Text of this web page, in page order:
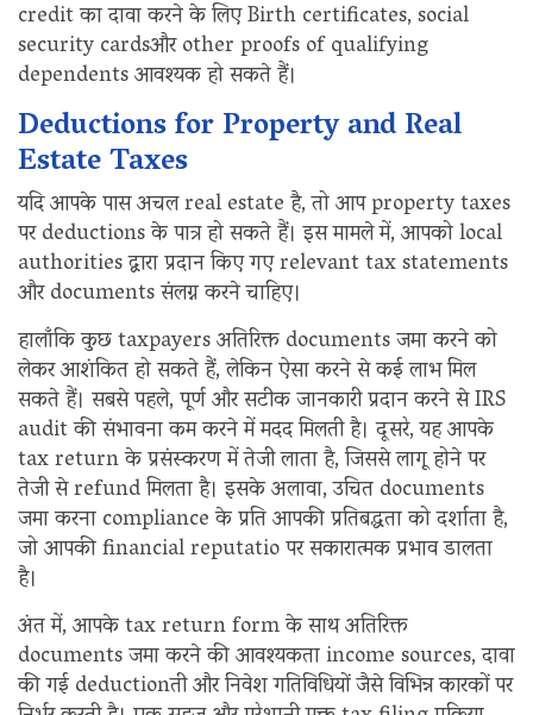
credit का दावा करने के लिए Birth certificates, social
security cardsऔर other proofs of qualifying
dependents आवश्यक हो सकते हैं।
Deductions for Property and Real
Estate Taxes
यदि आपके पास अचल real estate है, तो आप property taxes
पर deductions के पात्र हो सकते हैं। इस मामले में, आपको local
authorities द्वारा प्रदान किए गए relevant tax statements
और documents संलग्न करने चाहिए।
हालाँकि कुछ taxpayers अतिरिक्त documents जमा करने को
लेकर आशंकित हो सकते हैं, लेकिन ऐसा करने से कई लाभ मिल
सकते हैं। सबसे पहले, पूर्ण और सटीक जानकारी प्रदान करने से IRS
audit की संभावना कम करने में मदद मिलती है। दूसरे, यह आपके
tax return के प्रसंस्करण में तेजी लाता है, जिससे लागू होने पर
तेजी से refund मिलता है। इसके अलावा, उचित documents
जमा करना compliance के प्रति आपकी प्रतिबद्धता को दर्शाता है,
जो आपकी financial reputatio पर सकारात्मक प्रभाव डालता
है।
अंत में, आपके tax return form के साथ अतिरिक्त
documents जमा करने की आवश्यकता income sources, दावा
की गई deductionती और निवेश गतिविधियों जैसे विभिन्न कारकों पर